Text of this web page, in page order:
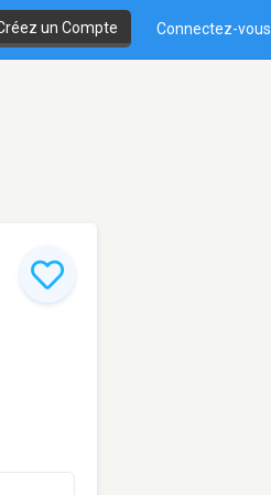
un Compte Connectez-vous